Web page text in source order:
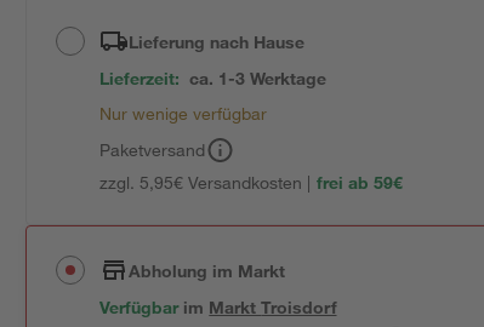
Lieferung nach Hause
Lieferzeit: ca. 1-3 Werktage
Nur wenige verfügbar
Paketversand
zzgl. 5,95€ Versandkosten | frei ab 59€
Abholung im Markt
Verfügbar im MarktTroisdorf